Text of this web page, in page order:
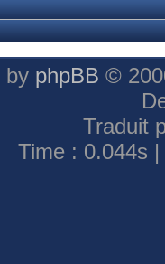
by phpBB ©
Traduit
Time : 0.044s